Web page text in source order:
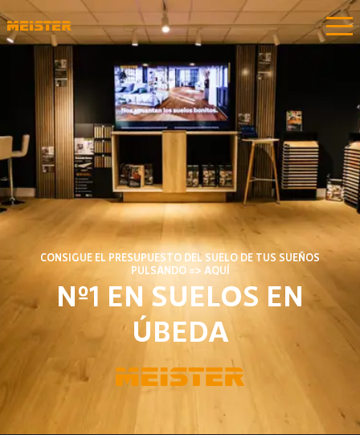
CONSIGUE EL PRESUPUESTO DEL SUELO DE TUS SUEÑOS
PULSANDO => AQUÍ
Nº1 EN SUELOS EN
ÚBEDA